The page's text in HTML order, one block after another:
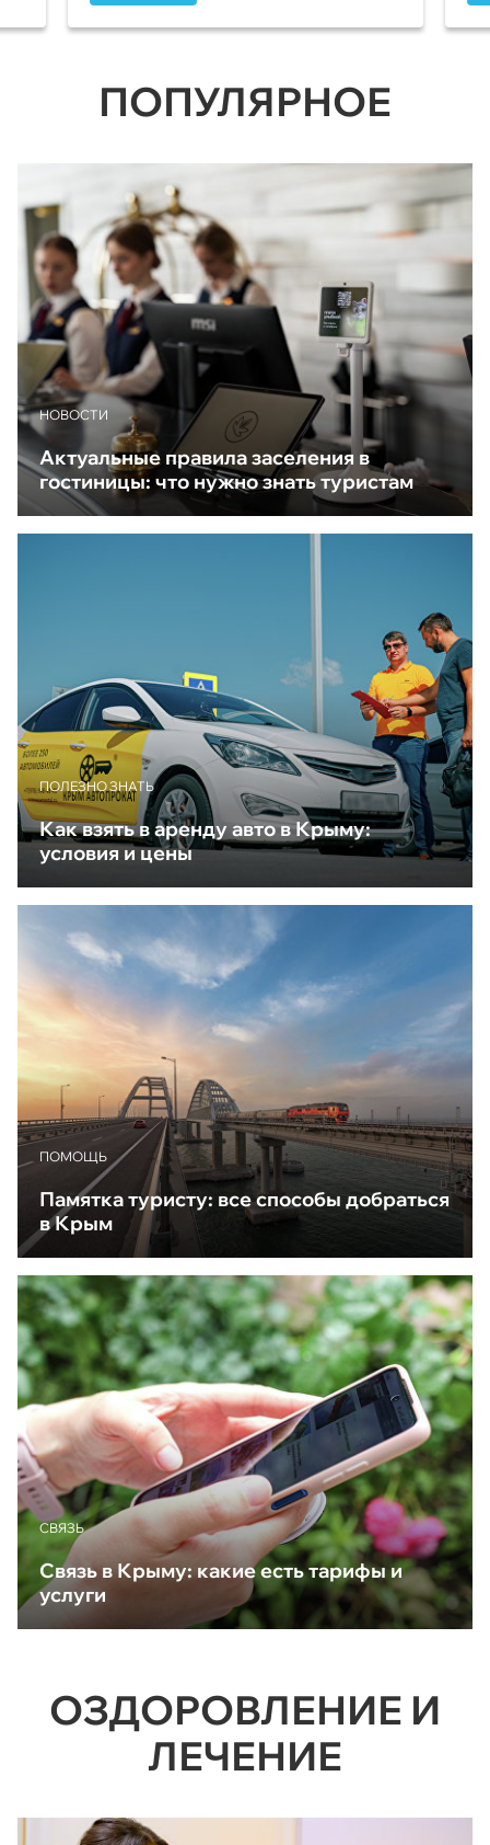
ПОПУЛЯРНОЕ
НОВОСТИ
Актуальные правила заселения в
гостиницы: что нужно знать туристам
ПОЛЕЗНО ЗНАТЬ
Как взять в аренду авто в Крыму:
условия и цены
ПОМОЩЬ
Памятка туристу: все способы добраться
в Крым
CВЯЗЬ
Связь в Крыму: какие есть тарифы и
услуги
ОЗДОРОВЛЕНИЕ И
ЛЕЧЕНИЕ